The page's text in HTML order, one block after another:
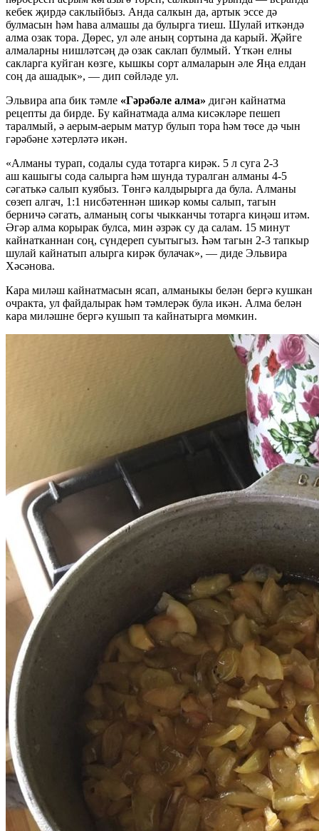
кебек җирдә саклыйбыз. Анда салкын да, артык эссе дә
булмасын һәм һава алмашы да булырга тиеш. Шулай иткәндә
алма озак тора. Дөрес, ул әле аның сортына да карый. Җәйге
алмаларны нишләтсәң дә озак саклап булмый. Үткән елны
сакларга куйган көзге, кышкы сорт алмаларын әле Яңа елдан
соң да ашадык», — дип сөйләде ул.
Эльвира апа бик тәмле «Гәрәбәле алма» дигән кайнатма
рецепты да бирде. Бу кайнатмада алма кисәкләре пешеп
таралмый, ә аерым-аерым матур булып тора һәм төсе дә чын
гәрәбәне хәтерләтә икән.
«Алманы турап, содалы суда тотарга кирәк. 5 л суга 2-3
аш кашыгы сода салырга һәм шунда туралган алманы 4-5
сәгатькә салып куябыз. Төнгә калдырырга да була. Алманы
сөзеп алгач, 1:1 нисбәтеннән шикәр комы салып, тагын
берничә сәгать, алманың согы чыкканчы тотарга киңәш итәм.
Әгәр алма корырак булса, мин әзрәк су да салам. 15 минут
кайнатканнан соң, сүндереп суытыгыз. Һәм тагын 2-3 тапкыр
шулай кайнатып алырга кирәк булачак», — диде Эльвира
Хәсәнова.
Кара миләш кайнатмасын ясап, алманыкы белән бергә кушкан
очракта, ул файдалырак һәм тәмлерәк була икән. Алма белән
кара миләшне бергә кушып та кайнатырга мөмкин.